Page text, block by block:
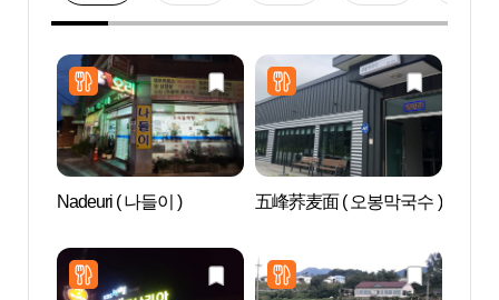
Nadeuri ( 나들이 ) 五峰荞麦面 ( 오봉막국수 )